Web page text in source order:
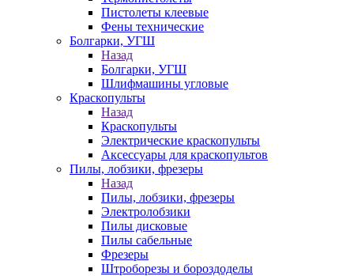
Пистолеты клеевые
Фены технические
Болгарки, УГШ
Назад
Болгарки, УГШ
Шлифмашины угловые
Краскопульты
Назад
Краскопульты
Электрические краскопульты
Аксессуары для краскопультов
Пилы, лобзики, фрезеры
Назад
Пилы, лобзики, фрезеры
Электролобзики
Пилы дисковые
Пилы сабельные
Фрезеры
Штроборезы и бороздоделы